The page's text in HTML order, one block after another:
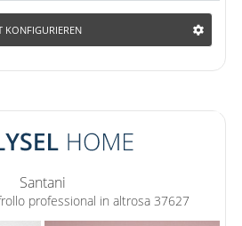
KONFIGURIEREN
Santani
professional in altrosa 37627